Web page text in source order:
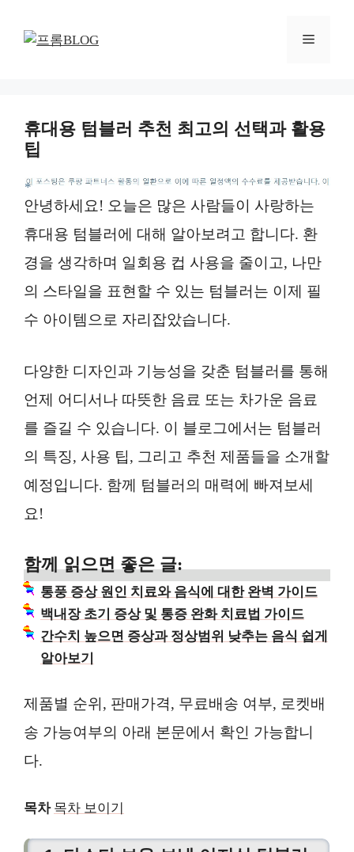
메
휴대용 텀블러 추천 최고의 선택과 활용
팁
*
안녕하세요! 오늘은 많은 사람들이 사랑하는
휴대용 텀블러에 대해 알아보려고 합니다. 환
경을 생각하며 일회용 컵 사용을 줄이고, 나만
의 스타일을 표현할 수 있는 텀블러는 이제 필
수 아이템으로 자리잡았습니다.
다양한 디자인과 기능성을 갖춘 텀블러를 통해
언제 어디서나 따뜻한 음료 또는 차가운 음료
를 즐길 수 있습니다. 이 블로그에서는 텀블러
의 특징, 사용 팁, 그리고 추천 제품들을 소개할
예정입니다. 함께 텀블러의 매력에 빠져보세
요!
함께 읽으면 좋은 글:
통풍 증상 원인 치료와 음식에 대한 완벽 가이드
백내장 초기 증상 및 통증 완화 치료법 가이드
간수치 높으면 증상과 정상범위 낮추는 음식 쉽게
알아보기
제품별 순위, 판매가격, 무료배송 여부, 로켓배
송 가능여부의 아래 본문에서 확인 가능합니
다.
목차 목차 보이기